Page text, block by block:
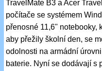
TravelMate B3 a Acer
počítače se systémem
přenosné 11,6" notebooky,
aby přežily školní den, se
odolnosti na armádní
baterie. Nyní se dodávají s